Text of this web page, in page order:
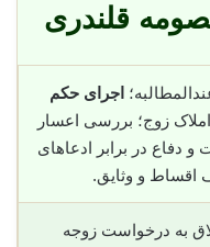
قلندری
اجرای حکم
زوج؛ بررسی اعسار
دفاع در برابر ادعاهای
اقساط و وثایق.
به درخواست زوجه